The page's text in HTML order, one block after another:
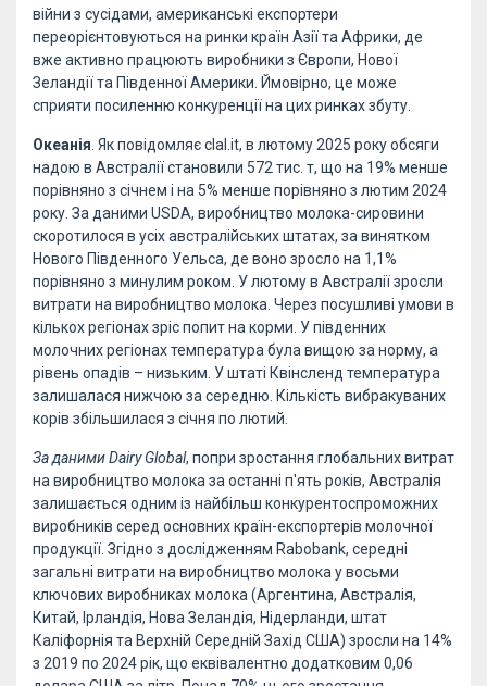
війни з сусідами, американські експортери
переорієнтовуються на ринки країн Азії та Африки, де
вже активно працюють виробники з Європи, Нової
Зеландії та Південної Америки. Ймовірно, це може
сприяти посиленню конкуренції на цих ринках збуту.
Океанія . Як повідомляє clal.it, в лютому 2025 року обсяги
надою в Австралії становили 572 тис. т, що на 19% менше
порівняно з січнем і на 5% менше порівняно з лютим 2024
року. За даними USDA, виробництво молока-сировини
скоротилося в усіх австралійських штатах, за винятком
Нового Південного Уельса, де воно зросло на 1,1%
порівняно з минулим роком. У лютому в Австралії зросли
витрати на виробництво молока. Через посушливі умови в
кількох регіонах зріс попит на корми. У південних
молочних регіонах температура була вищою за норму, а
рівень опадів – низьким. У штаті Квінсленд температура
залишалася нижчою за середню. Кількість вибракуваних
корів збільшилася з січня по лютий.
За даними Dairy Global, попри зростання глобальних витрат
на виробництво молока за останні п'ять років, Австралія
залишається одним із найбільш конкурентоспроможних
виробників серед основних країн-експортерів молочної
продукції. Згідно з дослідженням Rabobank, середні
загальні витрати на виробництво молока у восьми
ключових виробниках молока (Аргентина, Австралія,
Китай, Ірландія, Нова Зеландія, Нідерланди, штат
Каліфорнія та Верхній Середній Захід США) зросли на 14%
з 2019 по 2024 рік, що еквівалентно додатковим 0,06